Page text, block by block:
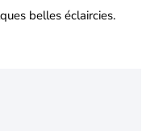
belles éclaircies.